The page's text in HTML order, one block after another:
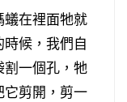
蟻在裡面牠就
候，我們自
割一個孔，牠
它剪開，剪一